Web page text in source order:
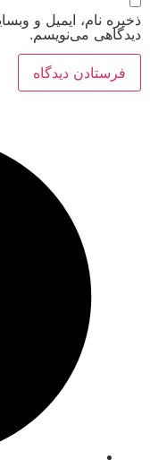
ایمیل و وبسایت من
می‌نویسم.